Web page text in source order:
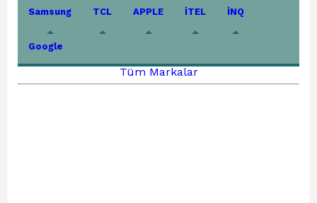
Samsung TCL APPLE İTEL İNQ
Google
Tüm Markalar